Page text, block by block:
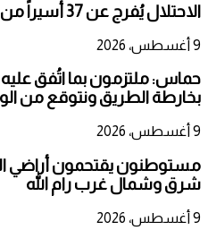
الاحتلال يُفرج عن 37 أسيراً من غزة
9 أغسطس، 2026
حماس: ملتزمون بما اتُفق
بخارطة الطريق ونتوقع من
9 أغسطس، 2026
مستوطنون يقتحمون أراضي
شرق وشمال غرب رام الله
9 أغسطس، 2026